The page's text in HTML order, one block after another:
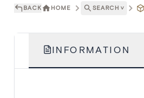
BACK HOME SEARCH ˅
INFORMATION